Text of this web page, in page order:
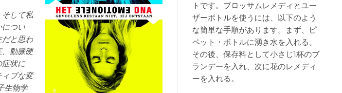
して私
につい
と思わ
動脈硬
症状に
ブな変
生物学
トです。ブロッサムレメディとユー
ザーボトルを使うには、以下のよう
な簡単な手順があります。まず、ピ
ペット・ボトルに湧き水を入れる。
その後、保存料として小さじ1杯のブ
ランデーを入れ、次に花のレメディ
ーを入れる。